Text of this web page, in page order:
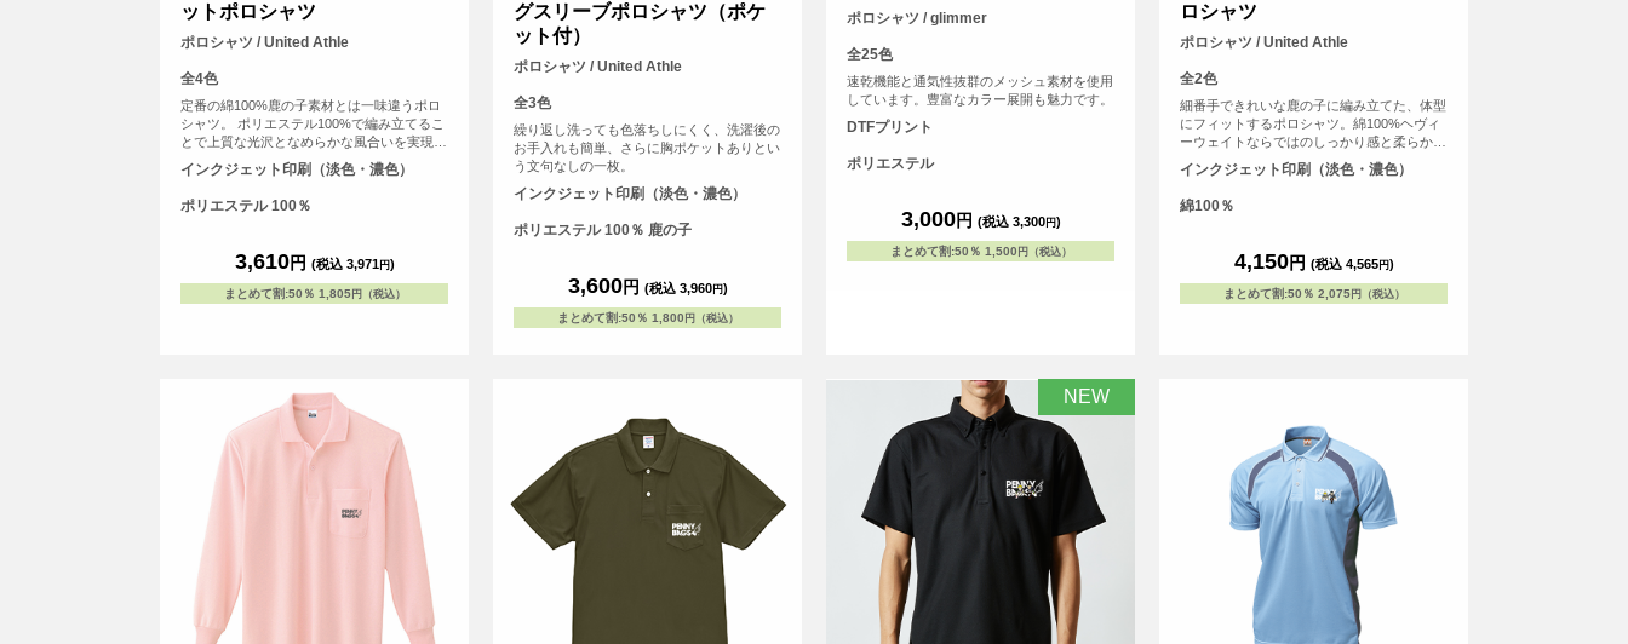
ットポロシャツ
ポロシャツ / United Athle
全4色
定番の綿100%鹿の子素材とは一味違うポロ
シャツ。 ポリエステル100%で編み立てるこ
とで上質な光沢となめらかな風合いを実現。
軽くサラッとした素材の快適な着心地に、何
度も袖を通したくなること間違いなし。 さ
らには洗濯後のシワ等が少なくお手入れも簡
単で、きっちりと清潔感のある襟元に胸ポケ
インクジェット印刷（淡色・濃色）
ポリエステル 100％
3,610円 (税込 3,971円)
まとめて割:50％ 1,805円（税込）
グスリーブポロシャツ（ポケ
ット付）
ポロシャツ / United Athle
全3色
繰り返し洗っても色落ちしにくく、洗濯後の
お手入れも簡単、さらに胸ポケットありとい
う文句なしの一枚。
インクジェット印刷（淡色・濃色）
ポリエステル 100％ 鹿の子
3,600円 (税込 3,960円)
まとめて割:50％ 1,800 円（税込）
ポロシャツ / glimmer
全25色
速乾機能と通気性抜群のメッシュ素材を使用
しています。豊富なカラー展開も魅力です。
DTFプリント
ポリエステル
3,000円 (税込 3,300円)
まとめて割:50％ 1,500 円（税込）
ロシャツ
ポロシャツ / United Athle
全2色
細番手できれいな鹿の子に編み立てた、体型
にフィットするポロシャツ。綿100%ヘヴィ
ーウェイトならではのしっかり感と柔らかな
着心地、縮率変化が少ないのも特徴。手軽で
ありながら様々なシーンで大活躍のポロシャ
ツです。
インクジェット印刷（淡色・濃色）
綿100％
4,150円 (税込 4,565円)
まとめて割:50％ 2,075円（税込）
NEW